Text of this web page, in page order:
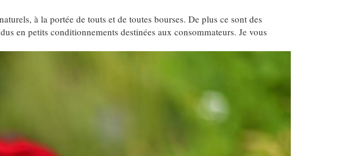
à la portée de touts et de toutes bourses. De plus ce sont des
en petits conditionnements destinées aux consommateurs. Je vous